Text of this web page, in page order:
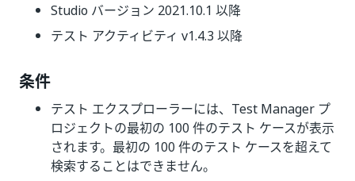
Studio バージョン 2021.10.1 以降
テスト アクティビティ v1.4.3 以降
条件
テスト エクスプローラーには、Test Manager プ
ロジェクトの最初の 100 件のテスト ケースが表示
されます。最初の 100 件のテスト ケースを超えて
検索することはできません。